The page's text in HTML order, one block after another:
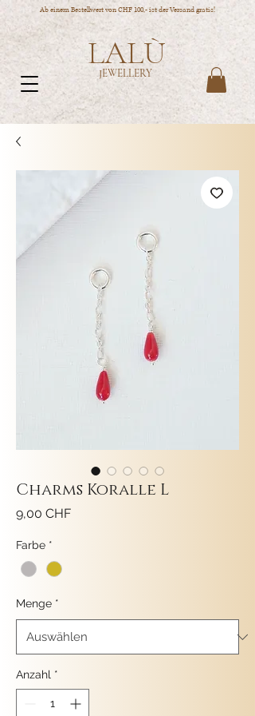
Ab einem Bestellwert von CHF 100,- ist der Versand gratis!
LALÙ
JEWELLERY
Charms Koralle L
9,00 CHFPreis
Farbe *
Menge *
Anzahl *